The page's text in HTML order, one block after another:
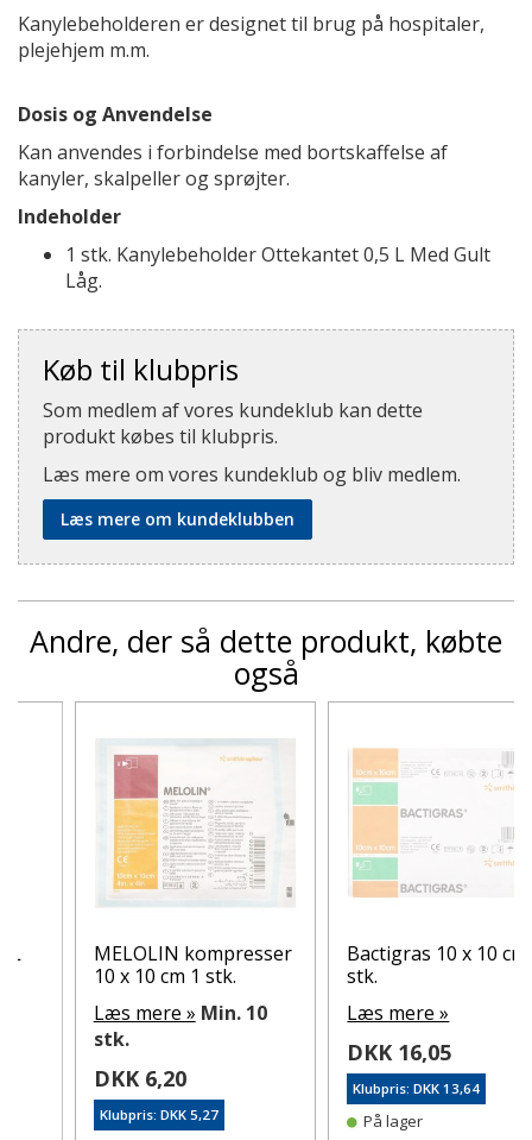
Kanylebeholderen er designet til brug på hospitaler,
plejehjem m.m.
Dosis og Anvendelse
Kan anvendes i forbindelse med bortskaffelse af
kanyler, skalpeller og sprøjter.
Indeholder
1 stk. Kanylebeholder Ottekantet 0,5 L Med Gult
Låg.
Køb til klubpris
Som medlem af vores kundeklub kan dette
produkt købes til klubpris.
Læs mere om vores kundeklub og bliv medlem.
Læs mere om kundeklubben
Andre, der så dette produkt, købte
også
MELOLIN kompresser
10 x 10 cm 1 stk.
Læs mere »Min. 10
DKK 6,20
Klubpris: DKK 5,27
Bactigras 10 x 10 cm 1
Læs mere »
DKK 16,05
Klubpris: DKK 13,64
På lager